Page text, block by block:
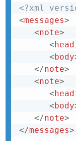
<?xml
<messages>
<note>
<
< body
</note>
<note>
<
< body
</note>
</messages>